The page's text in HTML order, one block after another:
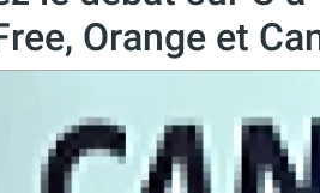
Orange et